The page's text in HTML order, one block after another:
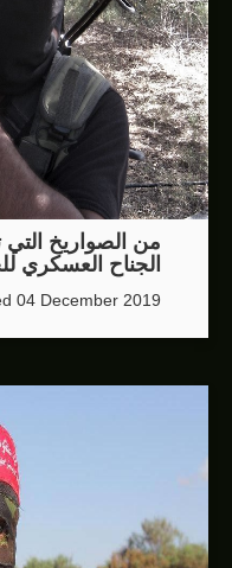
من الصواريخ التي
الجناح العسكري
04 December 2019